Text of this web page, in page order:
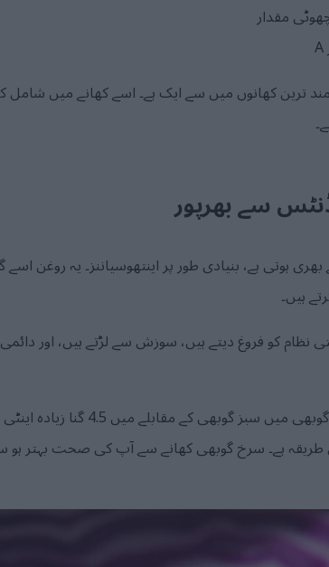
مقدار
کھانوں میں سے ایک ہے۔ اسے کھانے میں شامل
سے بھرپور
ہوتی ہے، بنیادی طور پر اینتھوسیاننز۔ یہ روغن
ہیں۔
نظام کو فروغ دیتے ہیں، سوزش سے لڑتے ہیں، اور
مطالعات سے پتہ چلتا ہے کہ
طریقہ ہے۔ سرخ گوبھی کھانے سے آپ کی صحت بہتر ہو